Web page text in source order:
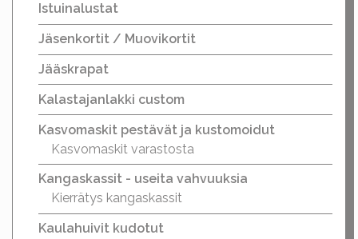
Istuinalustat
Jäsenkortit / Muovikortit
Jääskrapat
Kalastajanlakki custom
Kasvomaskit pestävät ja kustomoidut
Kasvomaskit varastosta
Kangaskassit - useita vahvuuksia
Kierrätys kangaskassit
Kaulahuivit kudotut